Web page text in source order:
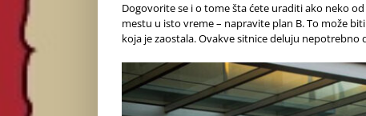
Dogovorite se i o tome šta ćete uraditi ako neko
mestu u isto vreme – napravite plan B. To može
koja je zaostala. Ovakve sitnice deluju